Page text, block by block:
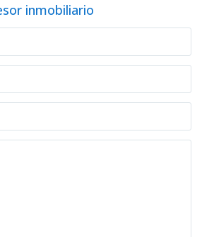
inmobiliario